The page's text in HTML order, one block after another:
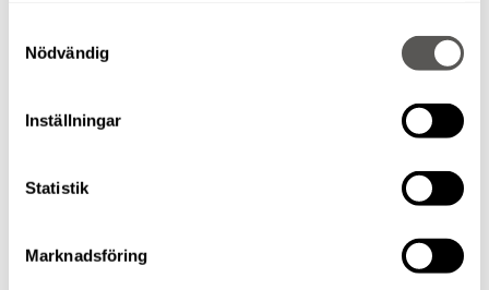
Nödvändig
Inställningar
Statistik
Marknadsföring